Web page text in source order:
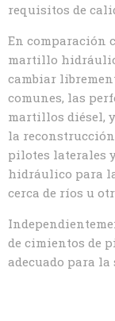
requisitos de
En comparación
martillo
cambiar
comunes, las
martillos diésel,
la
pilotes laterales
hidráulico para
cerca de ríos u
de cimientos de
adecuado para